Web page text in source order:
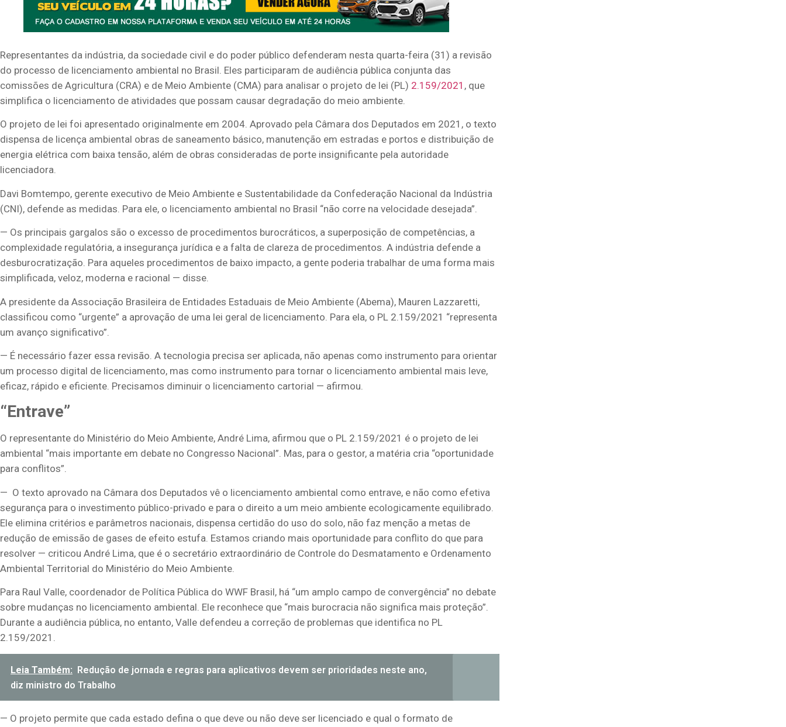
Representantes da indústria, da sociedade civil e do poder público defenderam nesta quarta-feira (31) a revisão
do processo de licenciamento ambiental no Brasil. Eles participaram de audiência pública conjunta das
comissões de Agricultura (CRA) e de Meio Ambiente (CMA) para analisar o projeto de lei (PL) 2.159/2021 , que
simplifica o licenciamento de atividades que possam causar degradação do meio ambiente.
O projeto de lei foi apresentado originalmente em 2004. Aprovado pela Câmara dos Deputados em 2021, o texto
dispensa de licença ambiental obras de saneamento básico, manutenção em estradas e portos e distribuição de
energia elétrica com baixa tensão, além de obras consideradas de porte insignificante pela autoridade
licenciadora.
Davi Bomtempo, gerente executivo de Meio Ambiente e Sustentabilidade da Confederação Nacional da Indústria
(CNI), defende as medidas. Para ele, o licenciamento ambiental no Brasil “não corre na velocidade desejada”.
— Os principais gargalos são o excesso de procedimentos burocráticos, a superposição de competências, a
complexidade regulatória, a insegurança jurídica e a falta de clareza de procedimentos. A indústria defende a
desburocratização. Para aqueles procedimentos de baixo impacto, a gente poderia trabalhar de uma forma mais
simplificada, veloz, moderna e racional — disse.
A presidente da Associação Brasileira de Entidades Estaduais de Meio Ambiente (Abema), Mauren Lazzaretti,
classificou como “urgente” a aprovação de uma lei geral de licenciamento. Para ela, o PL 2.159/2021 “representa
um avanço significativo”.
— É necessário fazer essa revisão. A tecnologia precisa ser aplicada, não apenas como instrumento para orientar
um processo digital de licenciamento, mas como instrumento para tornar o licenciamento ambiental mais leve,
eficaz, rápido e eficiente. Precisamos diminuir o licenciamento cartorial — afirmou.
“Entrave”
O representante do Ministério do Meio Ambiente, André Lima, afirmou que o PL 2.159/2021 é o projeto de lei
ambiental “mais importante em debate no Congresso Nacional”. Mas, para o gestor, a matéria cria “oportunidade
para conflitos”.
— O texto aprovado na Câmara dos Deputados vê o licenciamento ambiental como entrave, e não como efetiva
segurança para o investimento público-privado e para o direito a um meio ambiente ecologicamente equilibrado.
Ele elimina critérios e parâmetros nacionais, dispensa certidão do uso do solo, não faz menção a metas de
redução de emissão de gases de efeito estufa. Estamos criando mais oportunidade para conflito do que para
resolver — criticou André Lima, que é o secretário extraordinário de Controle do Desmatamento e Ordenamento
Ambiental Territorial do Ministério do Meio Ambiente.
Para Raul Valle, coordenador de Política Pública do WWF Brasil, há “um amplo campo de convergência” no debate
sobre mudanças no licenciamento ambiental. Ele reconhece que “mais burocracia não significa mais proteção”.
Durante a audiência pública, no entanto, Valle defendeu a correção de problemas que identifica no PL
2.159/2021.
Leia Também: Redução de jornada e regras para aplicativos devem ser prioridades neste ano,
diz ministro do Trabalho
— O projeto permite que cada estado defina o que deve ou não deve ser licenciado e qual o formato de